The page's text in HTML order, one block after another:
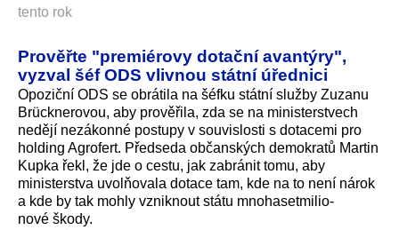
tento rok
Prověřte "premiérovy dotační avantýry",
vyzval šéf ODS vlivnou státní úřednici
Opoziční ODS se obrátila na šéfku státní služby Zuzanu
Brücknerovou, aby prověřila, zda se na ministerstvech
nedějí nezákonné postupy v souvislosti s dotacemi pro
holding Agrofert. Předseda občanských demokratů Martin
Kupka řekl, že jde o cestu, jak zabránit tomu, aby
ministerstva uvolňovala dotace tam, kde na to není nárok
a kde by tak mohly vzniknout státu mnohasetmilio­
nové škody.